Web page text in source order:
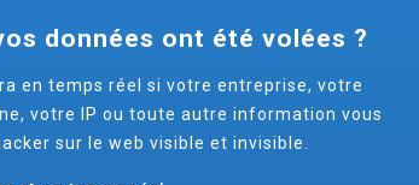
données ont été volées ?
en temps réel si votre entreprise, votre
votre IP ou toute autre information vous
sur le web visible et invisible.